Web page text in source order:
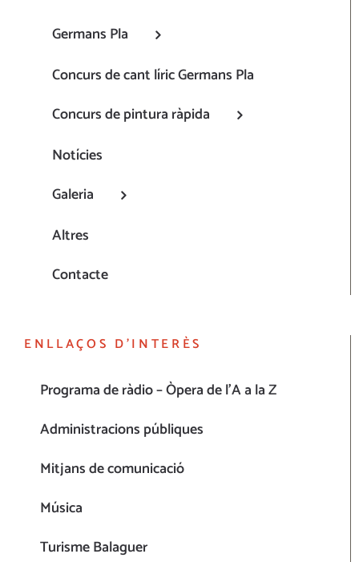
Germans Pla
Concurs de cant líric Germans Pla
Concurs de pintura ràpida
Notícies
Galeria
Altres
Contacte
ENLLAÇOS D’INTERÈS
Programa de ràdio – Òpera de l’A a la Z
Administracions públiques
Mitjans de comunicació
Música
Turisme Balaguer